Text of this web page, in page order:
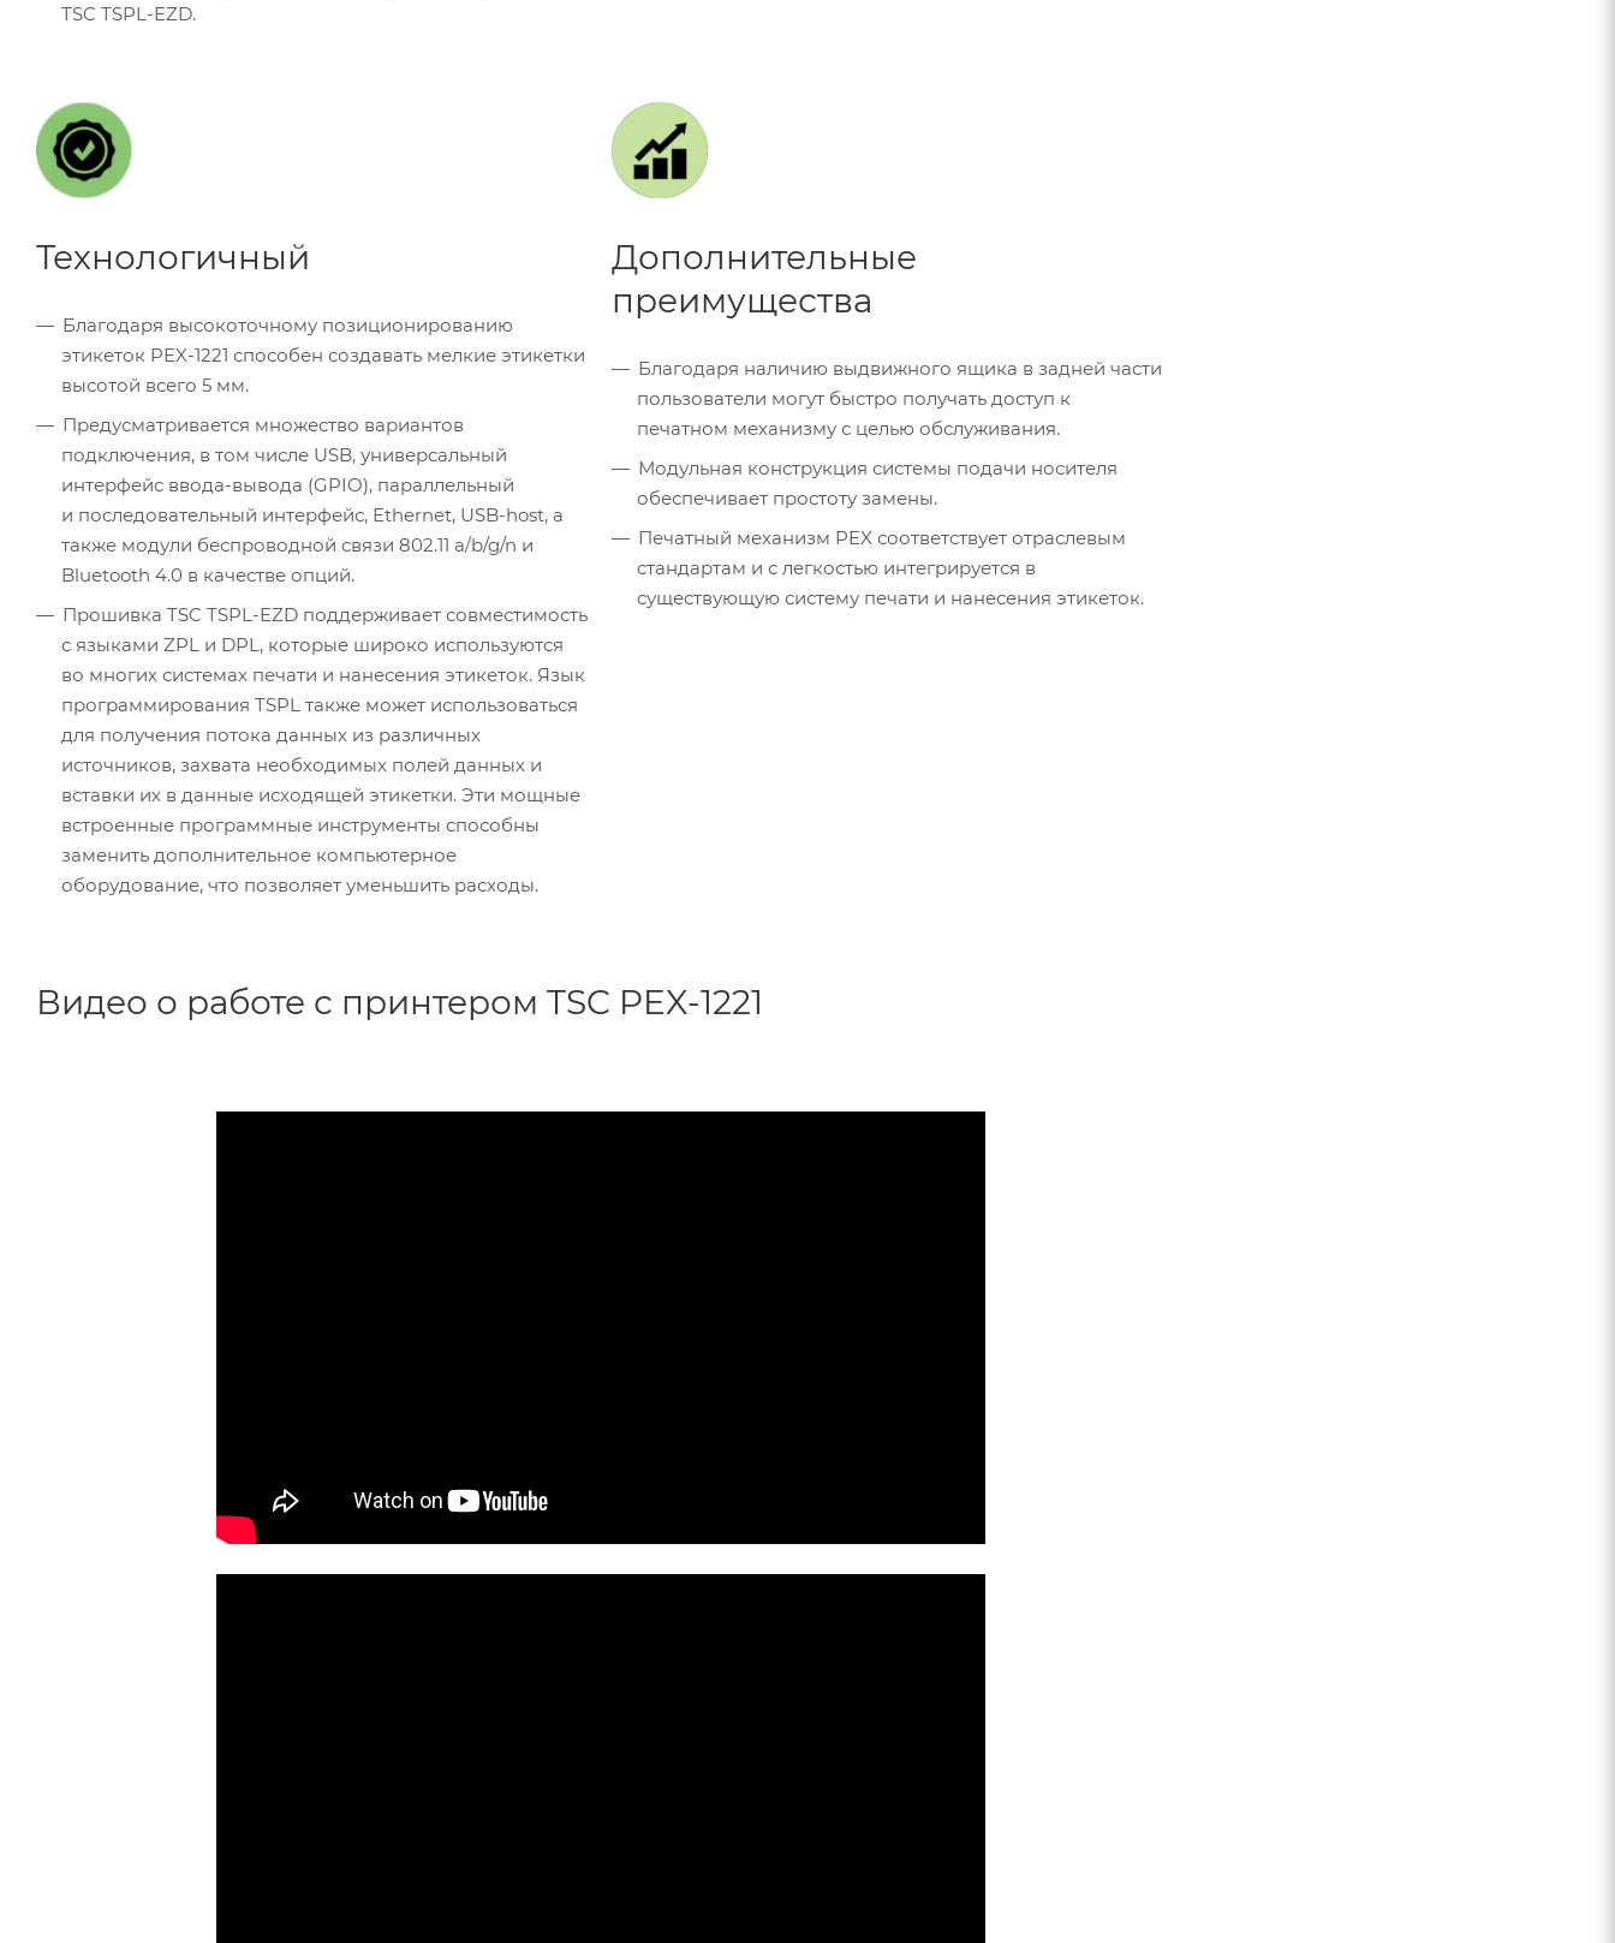
TSC TSPL-EZD.
Технологичный
Благодаря высокоточному позиционированию
этикеток PEX-1221 способен создавать мелкие этикетки
высотой всего 5 мм.
Предусматривается множество вариантов
подключения, в том числе USB, универсальный
интерфейс ввода-вывода (GPIO), параллельный
и последовательный интерфейс, Ethernet, USB-host, а
также модули беспроводной связи 802.11 a/b/g/n и
Bluetooth 4.0 в качестве опций.
Прошивка TSC TSPL-EZD поддерживает совместимость
с языками ZPL и DPL, которые широко используются
во многих системах печати и нанесения этикеток. Язык
программирования TSPL также может использоваться
для получения потока данных из различных
источников, захвата необходимых полей данных и
вставки их в данные исходящей этикетки. Эти мощные
встроенные программные инструменты способны
заменить дополнительное компьютерное
оборудование, что позволяет уменьшить расходы.
Дополнительные
преимущества
Благодаря наличию выдвижного ящика в задней части
пользователи могут быстро получать доступ к
печатном механизму с целью обслуживания.
Модульная конструкция системы подачи носителя
обеспечивает простоту замены.
Печатный механизм PEX соответствует отраслевым
стандартам и с легкостью интегрируется в
существующую систему печати и нанесения этикеток.
Видео о работе с принтером TSC PEX-1221